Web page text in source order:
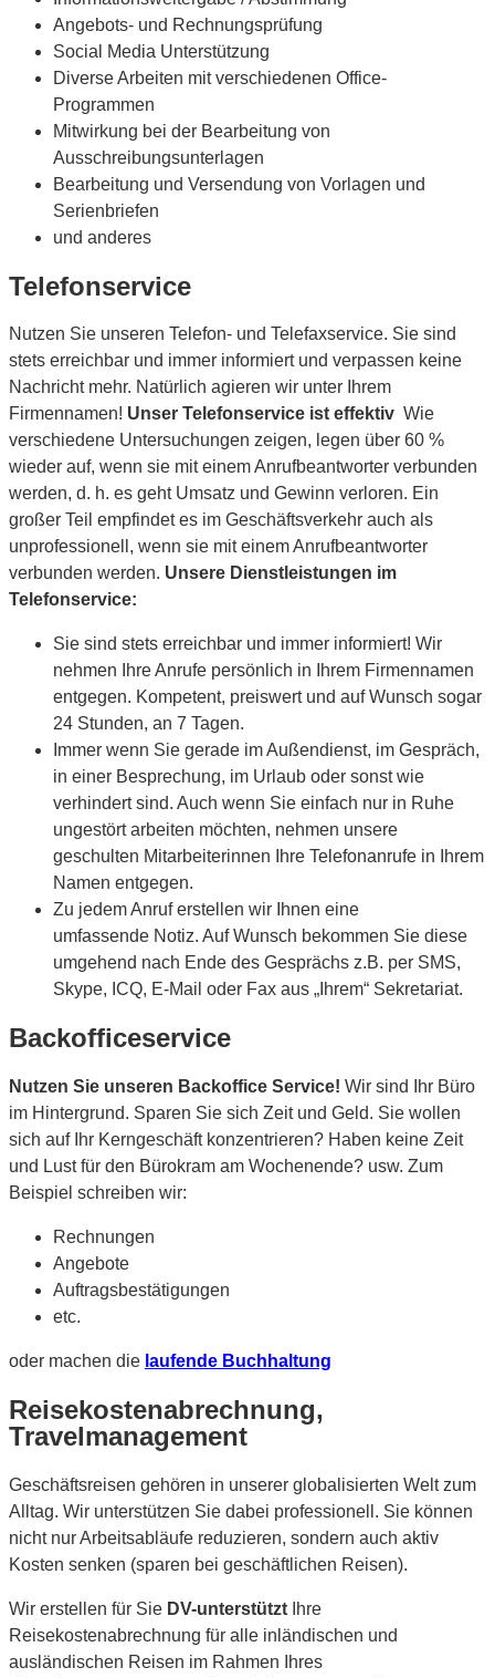
Angebots- und Rechnungsprüfung
Social Media Unterstützung
Diverse Arbeiten mit verschiedenen Office-
Programmen
Mitwirkung bei der Bearbeitung von
Ausschreibungsunterlagen
Bearbeitung und Versendung von Vorlagen und
Serienbriefen
und anderes
Telefonservice
Nutzen Sie unseren Telefon- und Telefaxservice. Sie sind
stets erreichbar und immer informiert und verpassen keine
Nachricht mehr. Natürlich agieren wir unter Ihrem
Firmennamen! Unser Telefonservice ist effektiv Wie
verschiedene Untersuchungen zeigen, legen über 60 %
wieder auf, wenn sie mit einem Anrufbeantworter verbunden
werden, d. h. es geht Umsatz und Gewinn verloren. Ein
großer Teil empfindet es im Geschäftsverkehr auch als
unprofessionell, wenn sie mit einem Anrufbeantworter
verbunden werden. Unsere Dienstleistungen im
Telefonservice:
Sie sind stets erreichbar und immer informiert! Wir
nehmen Ihre Anrufe persönlich in Ihrem Firmennamen
entgegen. Kompetent, preiswert und auf Wunsch sogar
24 Stunden, an 7 Tagen.
Immer wenn Sie gerade im Außendienst, im Gespräch,
in einer Besprechung, im Urlaub oder sonst wie
verhindert sind. Auch wenn Sie einfach nur in Ruhe
ungestört arbeiten möchten, nehmen unsere
geschulten Mitarbeiterinnen Ihre Telefonanrufe in Ihrem
Namen entgegen.
Zu jedem Anruf erstellen wir Ihnen eine
umfassende Notiz. Auf Wunsch bekommen Sie diese
umgehend nach Ende des Gesprächs z.B. per SMS,
Skype, ICQ, E-Mail oder Fax aus „Ihrem“ Sekretariat.
Backofficeservice
Nutzen Sie unseren Backoffice Service! Wir sind Ihr Büro
im Hintergrund. Sparen Sie sich Zeit und Geld. Sie wollen
sich auf Ihr Kerngeschäft konzentrieren? Haben keine Zeit
und Lust für den Bürokram am Wochenende? usw. Zum
Beispiel schreiben wir:
Rechnungen
Angebote
Auftragsbestätigungen
etc.
oder machen die laufende Buchhaltung
Reisekostenabrechnung,
Travelmanagement
Geschäftsreisen gehören in unserer globalisierten Welt zum
Alltag. Wir unterstützen Sie dabei professionell. Sie können
nicht nur Arbeitsabläufe reduzieren, sondern auch aktiv
Kosten senken (sparen bei geschäftlichen Reisen).
Wir erstellen für Sie DV-unterstützt Ihre
Reisekostenabrechnung für alle inländischen und
ausländischen Reisen im Rahmen Ihres